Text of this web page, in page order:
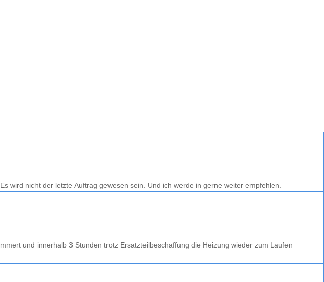
wird nicht der letzte Auftrag gewesen sein. Und ich werde in gerne weiter empfehlen.
und innerhalb 3 Stunden trotz Ersatzteilbeschaffung die Heizung wieder zum Laufen